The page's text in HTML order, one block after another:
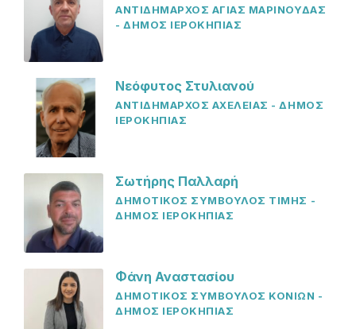
ΑΝΤΙΔΗΜΑΡΧΟΣ ΑΓΙΑΣ ΜΑΡΙΝΟΥΔΑΣ
- ΔΗΜΟΣ ΙΕΡΟΚΗΠΙΑΣ
Νεόφυτος Στυλιανού
ΑΝΤΙΔΗΜΑΡΧΟΣ ΑΧΕΛΕΙΑΣ - ΔΗΜΟΣ
ΙΕΡΟΚΗΠΙΑΣ
Σωτήρης Παλλαρή
ΔΗΜΟΤΙΚΟΣ ΣΥΜΒΟΥΛΟΣ ΤΙΜΗΣ -
ΔΗΜΟΣ ΙΕΡΟΚΗΠΙΑΣ
Φάνη Αναστασίου
ΔΗΜΟΤΙΚΟΣ ΣΥΜΒΟΥΛΟΣ ΚΟΝΙΩΝ -
ΔΗΜΟΣ ΙΕΡΟΚΗΠΙΑΣ